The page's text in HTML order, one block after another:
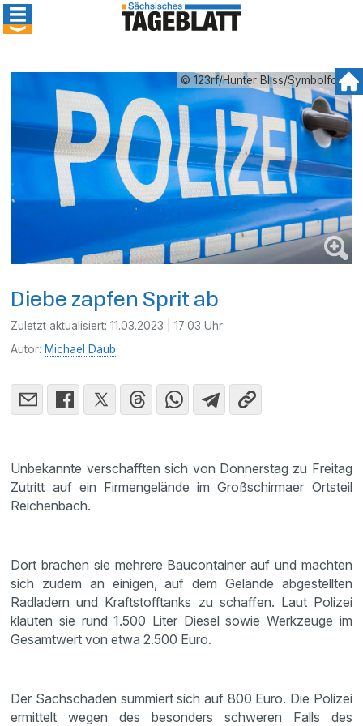
© 123rf/Hunter Bliss/Symbolfoto
Diebe zapfen Sprit ab
Zuletzt aktualisiert:11.03.2023 | 17:03 Uhr
Autor: Michael Daub
Unbekannte verschafften sich von Donnerstag zu Freitag
Zutritt auf ein Firmengelände im Großschirmaer Ortsteil
Reichenbach.
Dort brachen sie mehrere Baucontainer auf und machten
sich zudem an einigen, auf dem Gelände abgestellten
Radladern und Kraftstofftanks zu schaffen. Laut Polizei
klauten sie rund 1.500 Liter Diesel sowie Werkzeuge im
Gesamtwert von etwa 2.500 Euro.
Der Sachschaden summiert sich auf 800 Euro. Die Polizei
ermittelt wegen des besonders schweren Falls des